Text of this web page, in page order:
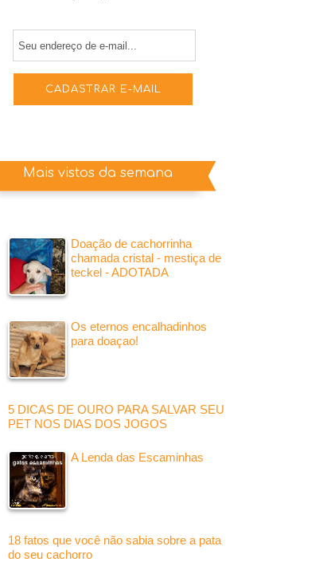
Mais vistos da semana
Doação de cachorrinha
chamada cristal - mestiça de
teckel - ADOTADA
Os eternos encalhadinhos
para doaçao!
5 DICAS DE OURO PARA SALVAR SEU
PET NOS DIAS DOS JOGOS
A Lenda das Escaminhas
18 fatos que você não sabia sobre a pata
do seu cachorro